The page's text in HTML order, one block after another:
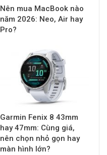
Nên mua MacBook nào
năm 2026: Neo, Air hay
Pro?
Garmin Fenix 8 43mm
hay 47mm: Cùng giá,
nên chọn nhỏ gọn hay
màn hình lớn?